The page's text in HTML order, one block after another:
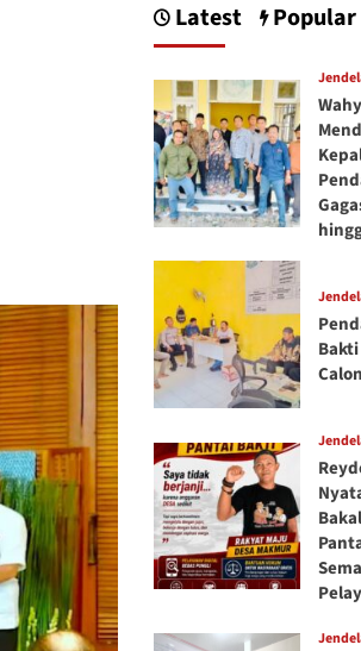
Latest Popular